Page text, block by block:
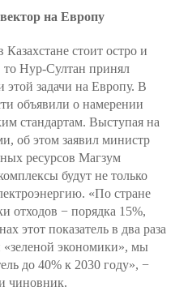
на Европу
стоит остро и
то Нур-Султан принял
этой задачи на Европу. В
объявили о намерении
стандартам. Выступая на
об этом заявил министр
ресурсов Магзум
будут не только
«По стране
отходов − порядка 15%,
этот показатель в два раза
экономики», мы
до 40% к 2030 году», −
чиновник.